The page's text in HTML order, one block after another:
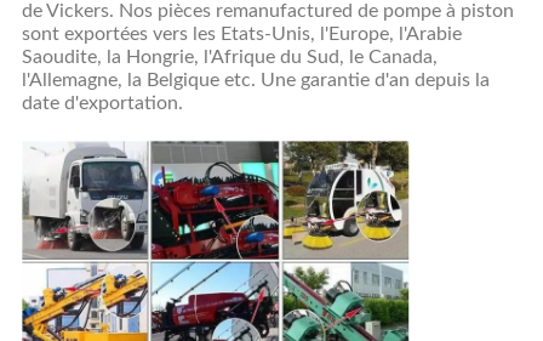
de Vickers. Nos pièces remanufactured de pompe à piston
sont exportées vers les Etats-Unis, l'Europe, l'Arabie
Saoudite, la Hongrie, l'Afrique du Sud, le Canada,
l'Allemagne, la Belgique etc. Une garantie d'an depuis la
date d'exportation.